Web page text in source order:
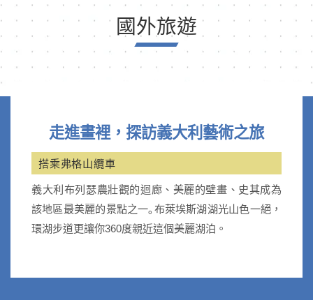
國外旅遊
走進畫裡，探訪義大利藝術之旅
搭乘弗格山纜車
義大利布列瑟農壯觀的迴廊、美麗的壁畫、史其成為
該地區最美麗的景點之一｡布萊埃斯湖湖光山色一絕，
環湖步道更讓你360度親近這個美麗湖泊。